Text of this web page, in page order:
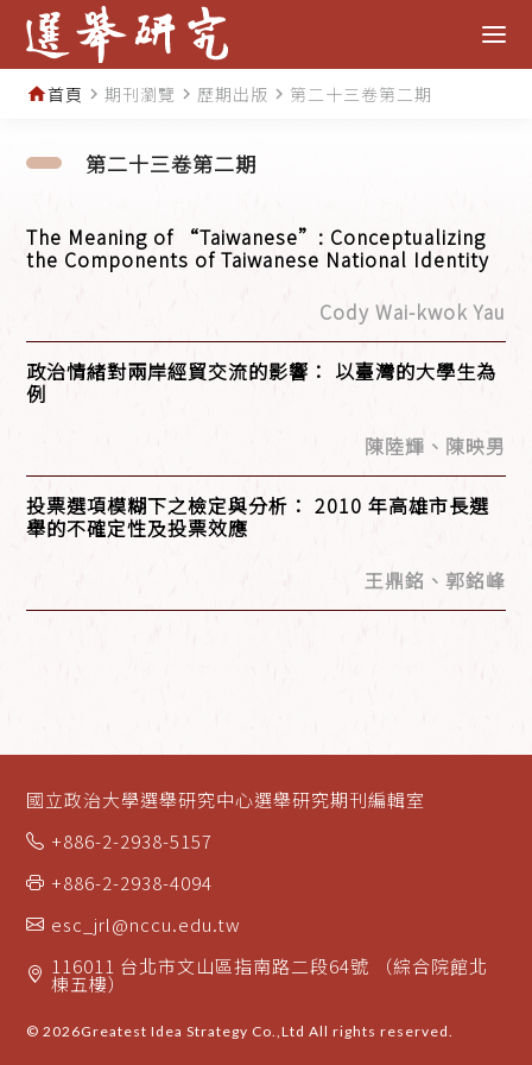
home首頁 navigate_next期刊瀏覽 navigate_next 歷期出版 navigate_next 第二十三卷第二期
第二十三卷第二期
The Meaning of “Taiwanese”: Conceptualizing
the Components of Taiwanese National Identity
Cody Wai-kwok Yau
政治情緒對兩岸經貿交流的影響： 以臺灣的大學生為
例
陳陸輝、陳映男
投票選項模糊下之檢定與分析： 2010 年高雄市長選
舉的不確定性及投票效應
王鼎銘、郭銘峰
國立政治大學選舉研究中心選舉研究期刊編輯室
+886-2-2938-5157
+886-2-2938-4094
esc_jrl@nccu.edu.tw
116011 台北市文山區指南路二段64號 （綜合院館北
棟五樓）
© 2026Greatest Idea Strategy Co.,Ltd All rights reserved.